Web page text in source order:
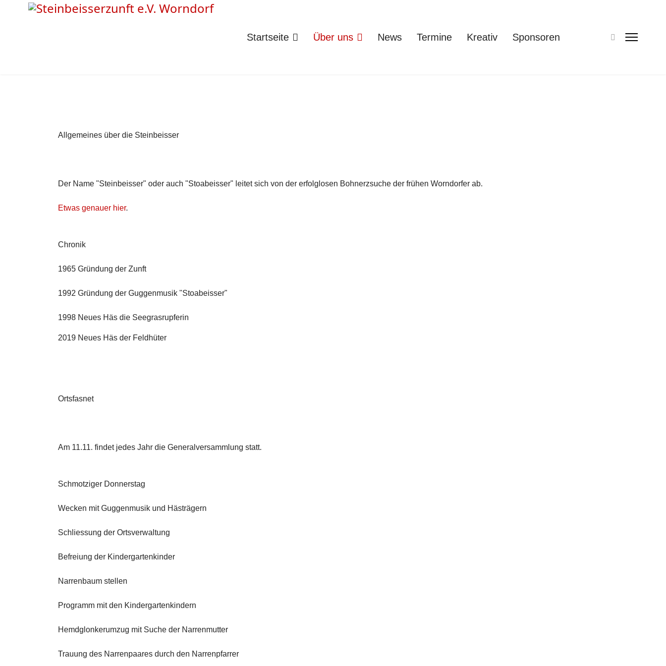
Startseite Über uns News Termine Kreativ Sponsoren
Allgemeines über die Steinbeisser
Der Name "Steinbeisser" oder auch "Stoabeisser" leitet sich von der erfolglosen Bohnerzsuche der frühen Worndorfer ab.
Etwas genauer hier.
Chronik
1965 Gründung der Zunft
1992 Gründung der Guggenmusik "Stoabeisser"
1998 Neues Häs die Seegrasrupferin
2019 Neues Häs der Feldhüter
Ortsfasnet
Am 11.11. findet jedes Jahr die Generalversammlung statt.
Schmotziger Donnerstag
Wecken mit Guggenmusik und Hästrägern
Schliessung der Ortsverwaltung
Befreiung der Kindergartenkinder
Narrenbaum stellen
Programm mit den Kindergartenkindern
Hemdglonkerumzug mit Suche der Narrenmutter
Trauung des Narrenpaares durch den Narrenpfarrer